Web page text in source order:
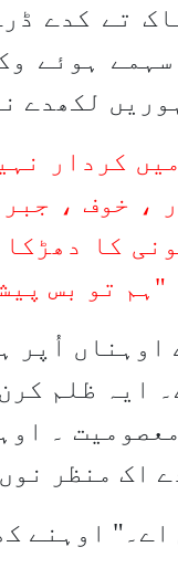
تے کدے
ہوئے
لکھدے
کردار
، خوف ،
کا
تو بس
اُپر
ایہ ظلم
۔
اک منظر
اوہنے